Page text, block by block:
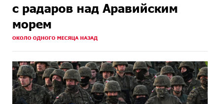
с радаров над Аравийским
морем
ОКОЛО ОДНОГО МЕСЯЦА НАЗАД